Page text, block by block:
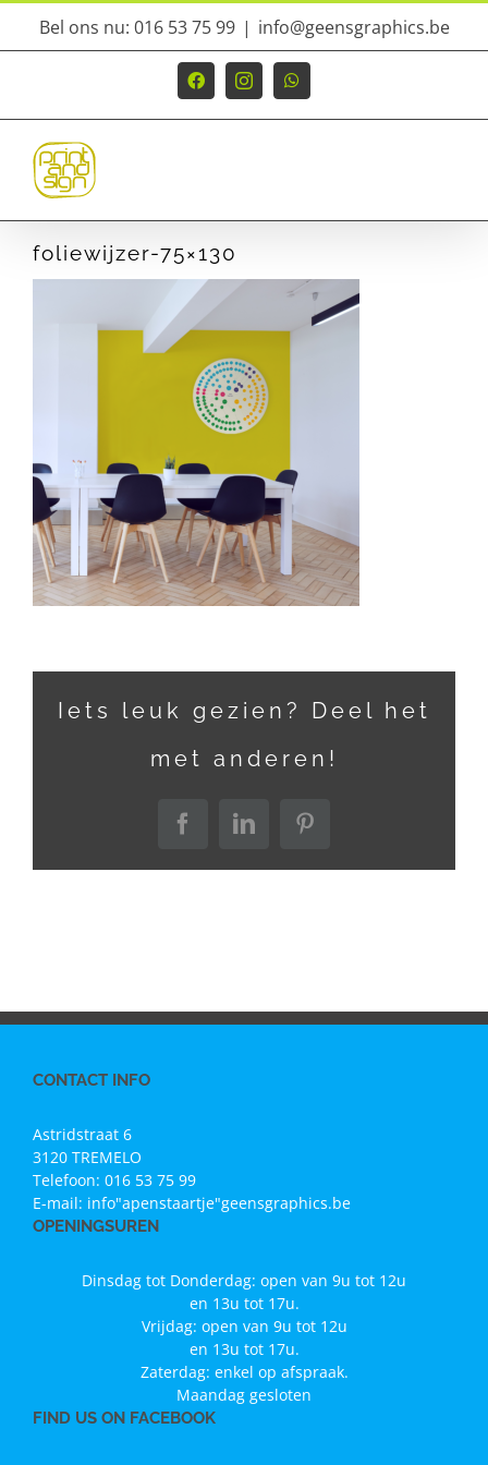
Ga
inhoud
Bel ons nu: 016 53 75 99 | info@geensgraphics.be
FacebookInstagramWhatsApp
foliewijzer-75×130
Iets leuk gezien? Deel het
met anderen!
FacebookLinkedInPinterest
CONTACT INFO
Astridstraat 6
3120 TREMELO
Telefoon: 016 53 75 99
E-mail: info"apenstaartje"geensgraphics.be
OPENINGSUREN
Dinsdag tot Donderdag: open van 9u tot 12u
en 13u tot 17u.
Vrijdag: open van 9u tot 12u
en 13u tot 17u.
Zaterdag: enkel op afspraak.
Maandag gesloten
FIND US ON FACEBOOK